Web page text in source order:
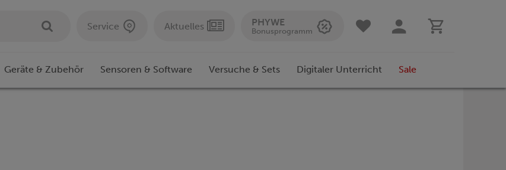
Service Aktuelles PHYWE
Bonusprogramm
Geräte & Zubehör Sensoren & Software Versuche & Sets Digitaler Unterricht Sale